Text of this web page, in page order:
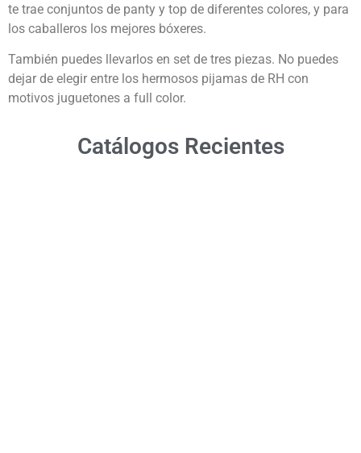
te trae conjuntos de panty y top de diferentes colores, y para
los caballeros los mejores bóxeres.
También puedes llevarlos en set de tres piezas. No puedes
dejar de elegir entre los hermosos pijamas de RH con
motivos juguetones a full color.
Catálogos Recientes